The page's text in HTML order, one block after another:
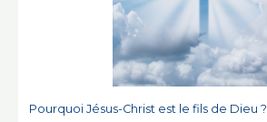
Pourquoi Jésus-Christ est le fils de Dieu ?